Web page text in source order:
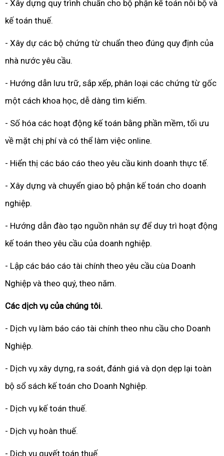
- Xây dựng quy trình chuẩn cho bộ phận kế toán nôi bộ và
kế toán thuế.
- Xây dự các bộ chứng từ chuẩn theo đúng quy định của
nhà nước yêu cầu.
- Hướng dẫn lưu trữ, sắp xếp, phân loại các chứng từ gốc
một cách khoa học, dễ dàng tìm kiếm.
- Số hóa các hoạt động kế toán bằng phần mềm, tối ưu
về mặt chị phí và có thể làm việc online.
- Hiển thị các báo cáo theo yêu cầu kinh doanh thực tế.
- Xây dựng và chuyển giao bộ phận kế toán cho doanh
nghiệp.
- Hướng dẫn đào tạo nguồn nhân sự để duy trì hoạt động
kế toán theo yêu cầu của doanh nghiệp.
- Lập các báo cáo tài chính theo yêu cầu cùa Doanh
Nghiệp và theo quý, theo năm.
Các dịch vụ của chúng tôi.
- Dịch vụ làm báo cáo tài chính theo nhu cầu cho Doanh
Nghiệp.
- Dịch vụ xây dựng, ra soát, đánh giá và dọn dẹp lại toàn
bộ sổ sách kế toán cho Doanh Nghiệp.
- Dịch vụ kế toán thuế.
- Dịch vụ hoàn thuế.
- Dịch vụ quyết toán thuế.